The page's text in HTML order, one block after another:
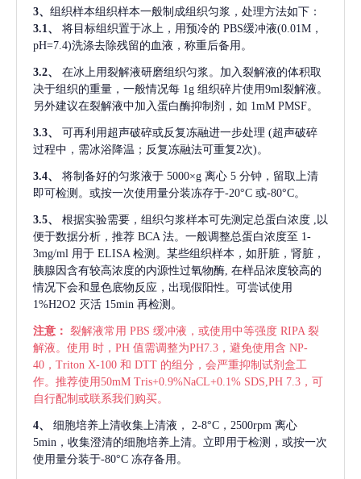
3、 组织样本组织样本一般制成组织匀浆，处理方法如下：
3.1、
将目标组织置于冰上，用预冷的 PBS缓冲液(0.01M，
pH=7.4)洗涤去除残留的血液，称重后备用。
3.2、
在冰上用裂解液研磨组织匀浆。加入裂解液的体积取
决于组织的重量，一般情况每 1g 组织碎片使用9ml裂解液。
另外建议在裂解液中加入蛋白酶抑制剂，如 1mM PMSF。
3.3、 可再利用超声破碎或反复冻融进一步处理 (超声破碎
过程中，需冰浴降温；反复冻融法可重复2次)。
3.4、 将制备好的匀浆液于 5000×g 离心 5 分钟，留取上清
即可检测。或按一次使用量分装冻存于-20°C 或-80°C。
3.5、 根据实验需要，组织匀浆样本可先测定总蛋白浓度 ,以
便于数据分析，推荐 BCA 法。一般调整总蛋白浓度至 1-
3mg/ml 用于 ELISA 检测。某些组织样本，如肝脏，肾脏，
胰腺因含有较高浓度的内源性过氧物酶, 在样品浓度较高的
情况下会和显色底物反应，出现假阳性。可尝试使用
1%H2O2 灭活 15min 再检测。
注意： 裂解液常用 PBS 缓冲液，或使用中等强度 RIPA 裂
解液。使用 时，PH 值需调整为PH7.3，避免使用含 NP-
40，Triton X-100 和 DTT 的组分，会严重抑制试剂盒工
作。推荐使用50mM Tris+0.9%NaCL+0.1% SDS,PH 7.3，可
自行配制或联系我们购买。
4、 细胞培养上清收集上清液，
2-8°C，2500rpm 离心
5min，收集澄清的细胞培养上清。立即用于检测，或按一次
使用量分装于-80°C 冻存备用。